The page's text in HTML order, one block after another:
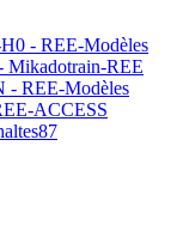
- REE-Modèles
Mikadotrain-REE
- REE-Modèles
ACCESS